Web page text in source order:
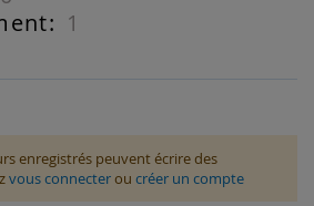
1
enregistrés peuvent écrire des
vous connecterou créer un compte